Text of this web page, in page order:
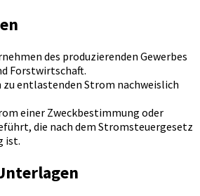
des produzierenden Gewerbes
Forstwirtschaft.
zu entlastenden Strom nachweislich
einer Zweckbestimmung oder
die nach dem Stromsteuergesetz
ist.